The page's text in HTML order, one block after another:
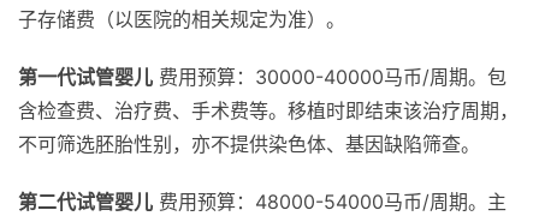
子存储费（以医院的相关规定为准）。
第一代试管婴儿 费用预算：30000-40000马币/周期。包
含检查费、治疗费、手术费等。移植时即结束该治疗周期，
不可筛选胚胎性别，亦不提供染色体、基因缺陷筛查。
第二代试管婴儿 费用预算：48000-54000马币/周期。主